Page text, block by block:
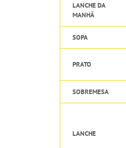
LANCHE DA
MANHÃ
SOPA
PRATO
SOBREMESA
LANCHE